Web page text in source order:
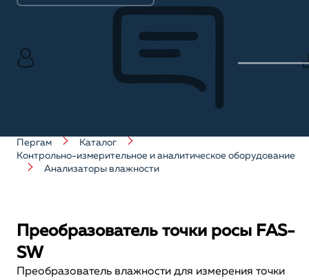
Пергам
Каталог
Контрольно-измерительное и аналитическое оборудование
Анализаторы влажности
Преобразователь точки росы FAS-
SW
Преобразователь влажности для измерения точки